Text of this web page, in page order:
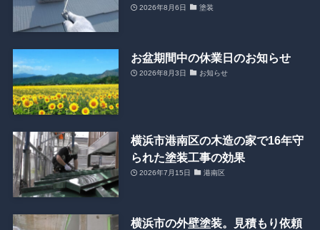
2026年8月6日 塗装
お盆期間中の休業日のお知らせ
2026年8月3日 お知らせ
横浜市港南区の木造の家で16年守
られた塗装工事の効果
2026年7月15日 港南区
横浜市の外壁塗装。見積もり依頼